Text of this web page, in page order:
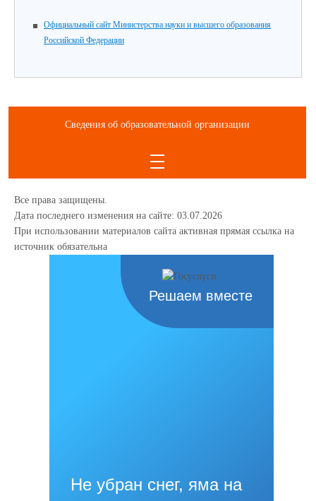
Официальный сайт Министерства науки и высшего образования
Российской Федерации
Сведения об образовательной организации
Все права защищены.
Дата последнего изменения на сайте: 03.07.2026
При использовании материалов сайта активная прямая ссылка на
источник обязательна
Решаем вместе
Не убран снег, яма на